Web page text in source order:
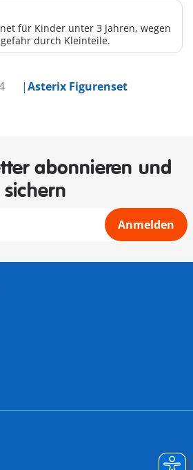
Asterix Figurenset
für Kinder unter 3 Jahren, wegen
durch Kleinteile.
abonnieren und
Anmelden